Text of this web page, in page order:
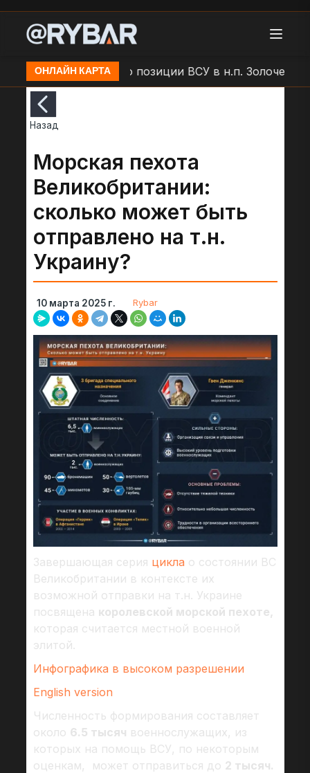
ОНЛАЙН КАРТА
БЛА "Молния" по позиции ВСУ в н.п. Золочев
Назад
Морская пехота
Великобритании:
сколько может быть
отправлено на т.н.
Украину?
10 марта 2025 г. Rybar
Завершающая серия цикла о состоянии ВС
Великобритании в контексте их
возможной отправки на т.н. Украине
посвящена королевской морской пехоте,
которая считается местной военной
элитой.
Инфографика в высоком разрешении
English version
Численность формирования составляет
около 6.5 тысяч военнослужащих, из
которых на помощь ВСУ, по некоторым
оценкам, может отправиться до 2 тысяч.